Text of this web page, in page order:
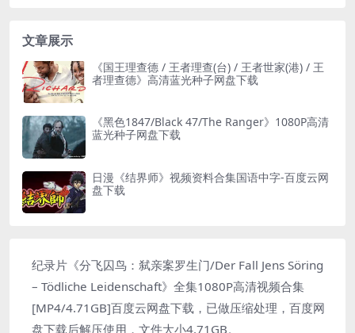
文章展示
《国王理查德 / 王者理查(台) / 王者世家(港) / 王
者理查德》高清蓝光种子网盘下载
《黑色1847/Black 47/The Ranger》1080P高清
蓝光种子网盘下载
日漫《结界师》视频资料合集国语中字-百度云网
盘下载
纪录片《分飞囚鸟：弑亲案罗生门/Der Fall Jens Söring
– Tödliche Leidenschaft》全集1080P高清视频合集
[MP4/4.71GB]百度云网盘下载，已做压缩处理，百度网
盘下载后解压使用，文件大小4.71GB。